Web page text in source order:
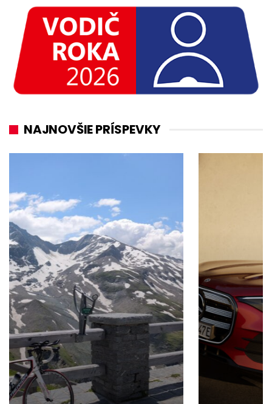
NAJNOVŠIE PRÍSPEVKY